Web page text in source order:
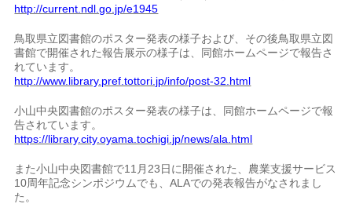
http://current.ndl.go.jp/e1945
鳥取県立図書館のポスター発表の様子および、その後鳥取県立図
書館で開催された報告展示の様子は、同館ホームページで報告さ
れています。
http://www.library.pref.tottori.jp/info/post-32.html
小山中央図書館のポスター発表の様子は、同館ホームページで報
告されています。
https://library.city.oyama.tochigi.jp/news/ala.html
また小山中央図書館で11月23日に開催された、農業支援サービス
10周年記念シンポジウムでも、ALAでの発表報告がなされまし
た。